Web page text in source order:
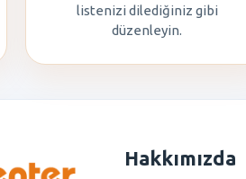
listenizi dilediğiniz gibi
düzenleyin.
Hakkımızda